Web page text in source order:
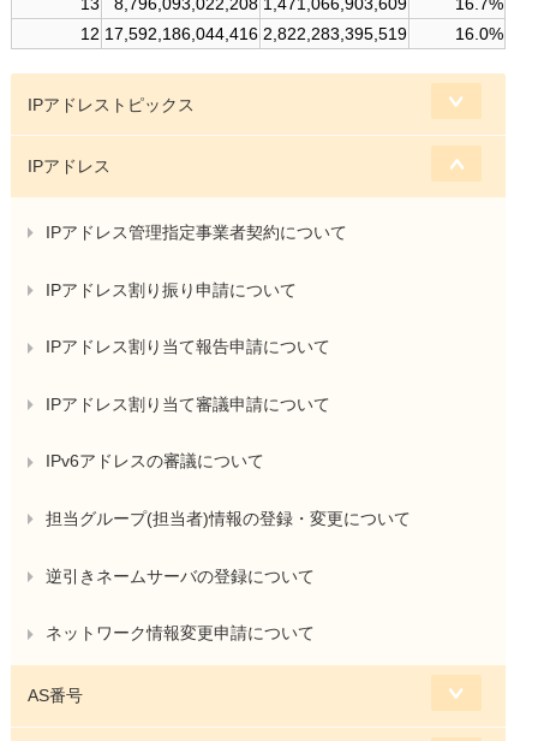
13 8,796,093,022,208 1,471,066,903,609
16.7%
12 17,592,186,044,416 2,822,283,395,519 16.0%
IPアドレストピックス
IPアドレス
IPアドレス管理指定事業者契約について
IPアドレス割り振り申請について
IPアドレス割り当て報告申請について
IPアドレス割り当て審議申請について
IPv6アドレスの審議について
担当グループ(担当者)情報の登録・変更について
逆引きネームサーバの登録について
ネットワーク情報変更申請について
AS番号